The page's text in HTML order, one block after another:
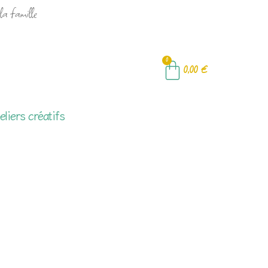
famille
0,00€
0
créatifs